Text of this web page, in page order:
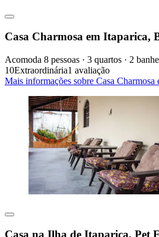
Casa Charmosa em Itaparica,
Acomoda 8 pessoas · 3 quartos · 2
10Extraordinária1 avaliação
Mais informações sobre Casa
Casa na Ilha de Itaparica, Pet